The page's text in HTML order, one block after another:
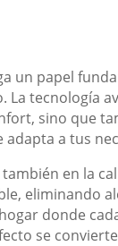
papel
tecnología
sino que
a tus
en la
eliminando
donde
se